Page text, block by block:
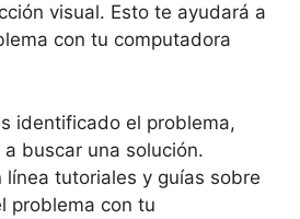
visual. Esto te ayudará a
con tu computadora
identificado el problema,
buscar una solución.
línea tutoriales y guías sobre
problema con tu